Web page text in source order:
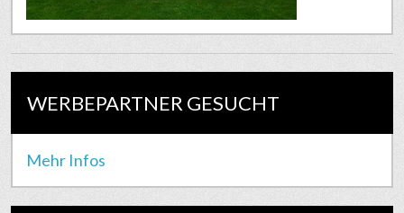
WERBEPARTNER GESUCHT
Mehr Infos